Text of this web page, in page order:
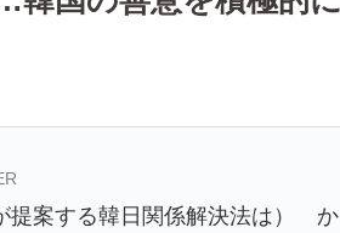
案する韓日関係解決法は） か